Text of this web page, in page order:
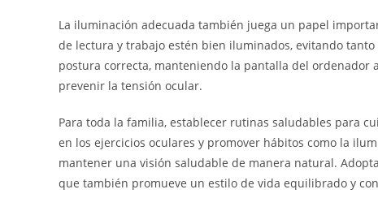
La iluminación adecuada también juega un papel
de lectura y trabajo estén bien iluminados, evitando
postura correcta, manteniendo la pantalla del ordenador
prevenir la tensión ocular.
Para toda la familia, establecer rutinas saludables para
en los ejercicios oculares y promover hábitos como la
mantener una visión saludable de manera natural.
que también promueve un estilo de vida equilibrado y